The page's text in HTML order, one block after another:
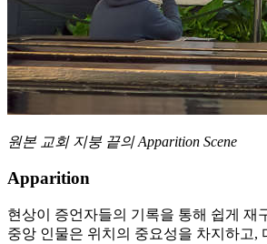
원본 교회 지붕 끝의 Apparition Scene
Apparition
현상이 증언자들의 기록을 통해 쉽게 재
중앙 인물은 위치의 중요성을 차지하고,